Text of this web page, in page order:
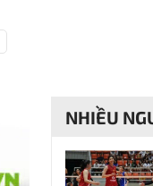
NHIỀU